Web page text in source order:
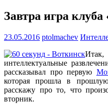
Завтра игра клуба
23.05.2016 ptolmachev
интеллектуальные
рассказывал про первую
которая прошла в
расскажу про то, что
вторник.